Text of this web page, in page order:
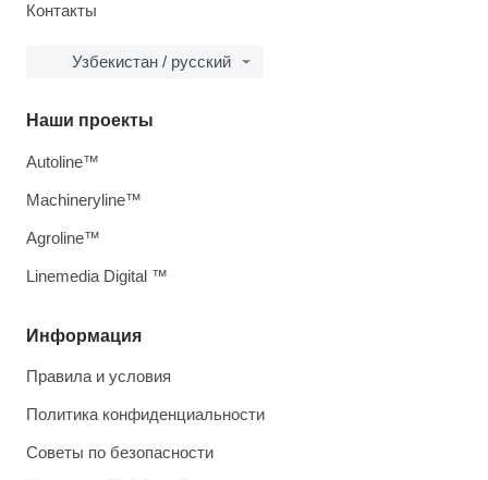
Контакты
Узбекистан / русский
Информация
Правила и условия
Политика конфиденциальности
Советы по безопасности
Наши проекты
Autoline™
Machineryline™
Agroline™
Linemedia Digital ™